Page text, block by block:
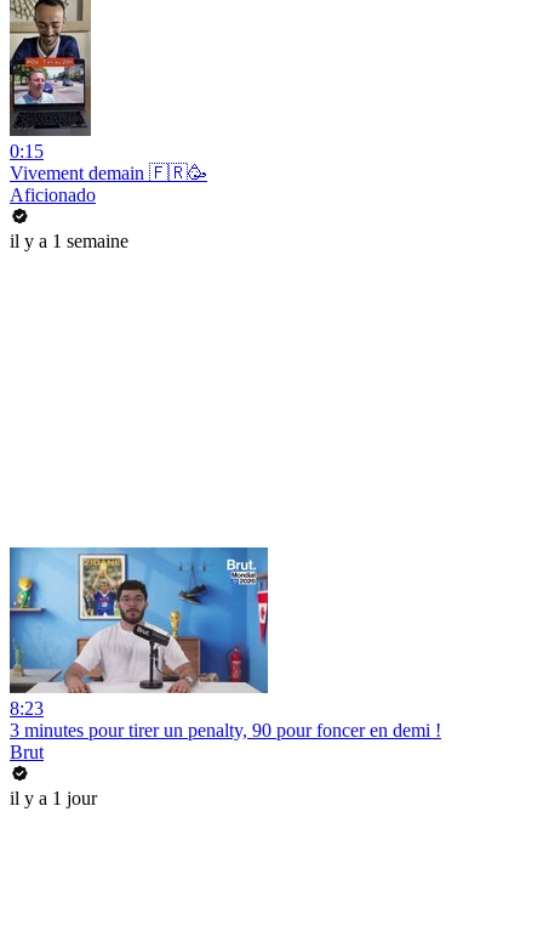
0:15
Vivement demain 🇫🇷🥳
Aficionado
il y a 1 semaine
8:23
3 minutes pour tirer un penalty, 90 pour foncer en demi !
Brut
il y a 1 jour